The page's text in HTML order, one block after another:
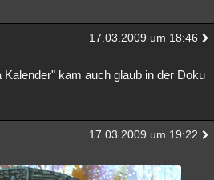
17.03.2009 um 18:46
kam auch glaub in der Doku
17.03.2009 um 19:22